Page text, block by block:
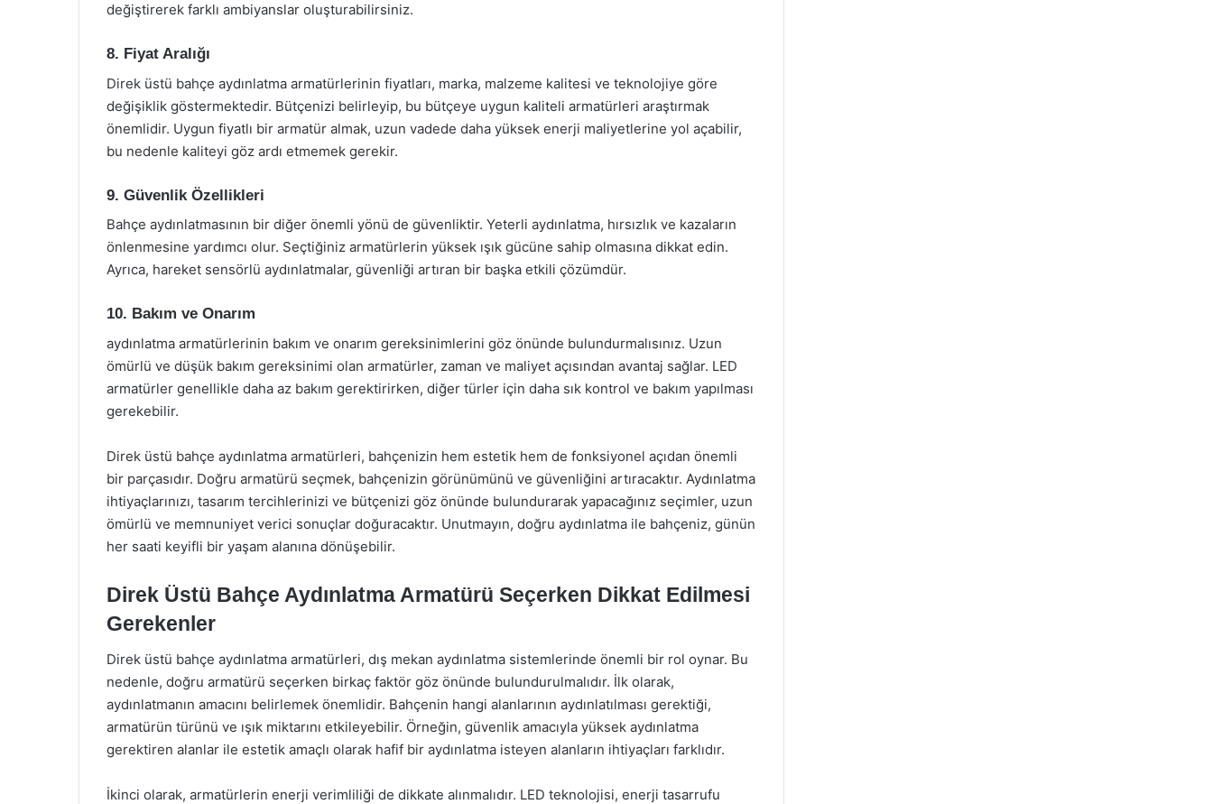
değiştirerek farklı ambiyanslar oluşturabilirsiniz.
8. Fiyat Aralığı
Direk üstü bahçe aydınlatma armatürlerinin fiyatları, marka, malzeme kalitesi ve teknolojiye göre
değişiklik göstermektedir. Bütçenizi belirleyip, bu bütçeye uygun kaliteli armatürleri araştırmak
önemlidir. Uygun fiyatlı bir armatür almak, uzun vadede daha yüksek enerji maliyetlerine yol açabilir,
bu nedenle kaliteyi göz ardı etmemek gerekir.
9. Güvenlik Özellikleri
Bahçe aydınlatmasının bir diğer önemli yönü de güvenliktir. Yeterli aydınlatma, hırsızlık ve kazaların
önlenmesine yardımcı olur. Seçtiğiniz armatürlerin yüksek ışık gücüne sahip olmasına dikkat edin.
Ayrıca, hareket sensörlü aydınlatmalar, güvenliği artıran bir başka etkili çözümdür.
10. Bakım ve Onarım
aydınlatma armatürlerinin bakım ve onarım gereksinimlerini göz önünde bulundurmalısınız. Uzun
ömürlü ve düşük bakım gereksinimi olan armatürler, zaman ve maliyet açısından avantaj sağlar. LED
armatürler genellikle daha az bakım gerektirirken, diğer türler için daha sık kontrol ve bakım yapılması
gerekebilir.
Direk üstü bahçe aydınlatma armatürleri, bahçenizin hem estetik hem de fonksiyonel açıdan önemli
bir parçasıdır. Doğru armatürü seçmek, bahçenizin görünümünü ve güvenliğini artıracaktır. Aydınlatma
ihtiyaçlarınızı, tasarım tercihlerinizi ve bütçenizi göz önünde bulundurarak yapacağınız seçimler, uzun
ömürlü ve memnuniyet verici sonuçlar doğuracaktır. Unutmayın, doğru aydınlatma ile bahçeniz, günün
her saati keyifli bir yaşam alanına dönüşebilir.
Direk Üstü Bahçe Aydınlatma Armatürü Seçerken Dikkat Edilmesi
Gerekenler
Direk üstü bahçe aydınlatma armatürleri, dış mekan aydınlatma sistemlerinde önemli bir rol oynar. Bu
nedenle, doğru armatürü seçerken birkaç faktör göz önünde bulundurulmalıdır. İlk olarak,
aydınlatmanın amacını belirlemek önemlidir. Bahçenin hangi alanlarının aydınlatılması gerektiği,
armatürün türünü ve ışık miktarını etkileyebilir. Örneğin, güvenlik amacıyla yüksek aydınlatma
gerektiren alanlar ile estetik amaçlı olarak hafif bir aydınlatma isteyen alanların ihtiyaçları farklıdır.
İkinci olarak, armatürlerin enerji verimliliği de dikkate alınmalıdır. LED teknolojisi, enerji tasarrufu